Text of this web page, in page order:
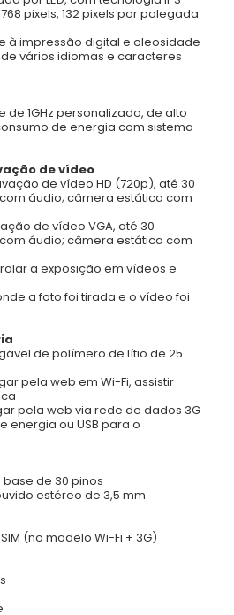
pixels, 132 pixels por polegada
à impressão digital e oleosidade
vários idiomas e caracteres
de 1GHz personalizado, de alto
de energia com sistema
de vídeo
de vídeo HD (720p), até 30
áudio; câmera estática com
de vídeo VGA, até 30
áudio; câmera estática com
a exposição em vídeos e
a foto foi tirada e o vídeo foi
de polímero de lítio de 25
pela web em Wi-Fi, assistir
pela web via rede de dados 3G
energia ou USB para o
de 30 pinos
estéreo de 3,5 mm
(no modelo Wi-Fi + 3G)